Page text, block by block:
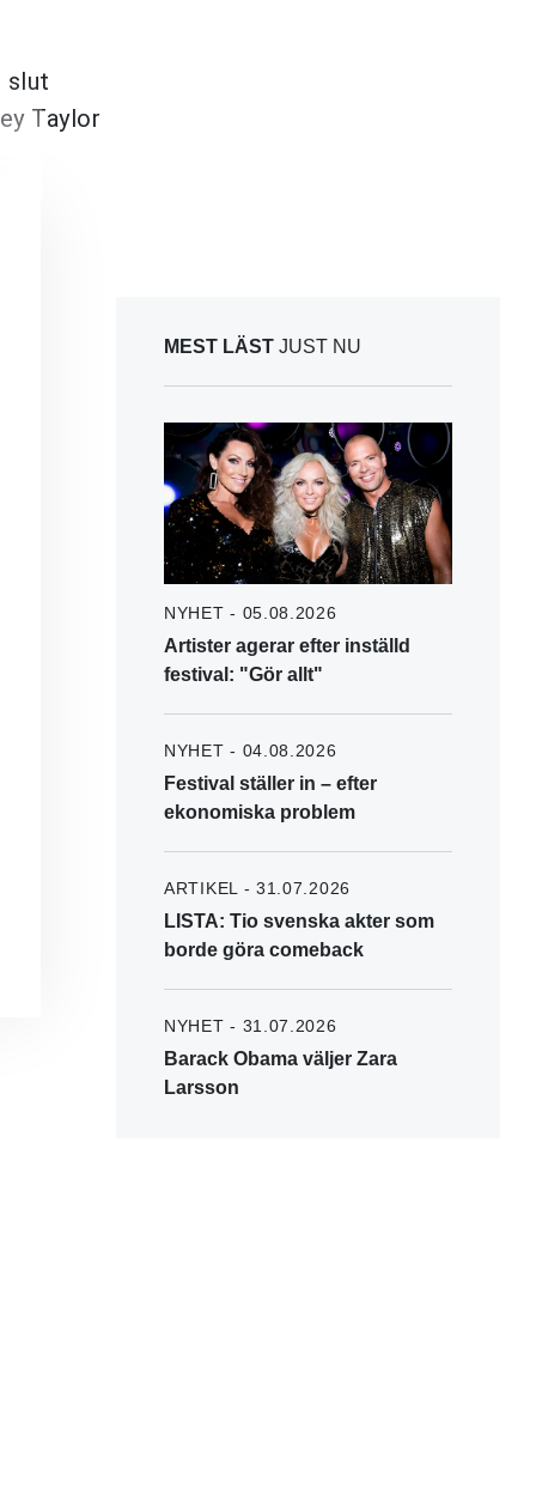
Taylor
MEST LÄST JUST NU
NYHET - 05.08.2026
Artister agerar efter inställd
festival: "Gör allt"
NYHET - 04.08.2026
Festival ställer in – efter
ekonomiska problem
ARTIKEL - 31.07.2026
LISTA: Tio svenska akter som
borde göra comeback
NYHET - 31.07.2026
Barack Obama väljer Zara
Larsson